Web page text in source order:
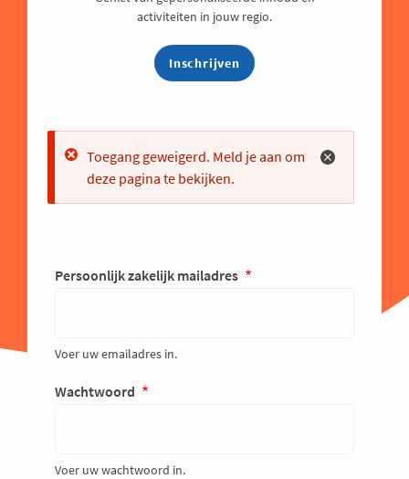
Error
Toegang geweigerd. Meld je aan om
deze pagina te bekijken.
Persoonlijk zakelijk mailadres
Voer uw emailadres in.
Wachtwoord
Voer uw wachtwoord in.
activiteiten in jouw regio.
Inschrijven